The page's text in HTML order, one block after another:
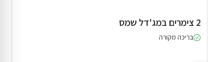
2 צימרים במג'דל שמס
בריכה מקורה